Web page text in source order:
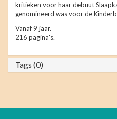
kritieken voor haar debuut
genomineerd was voor de
Vanaf 9 jaar.
216 pagina's.
Tags (0)